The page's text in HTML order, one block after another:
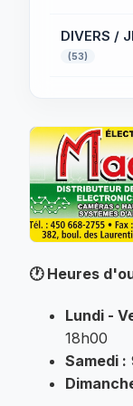
DIVERS /
(53)
FER A
MUSIQUE
Non
🕐Heures
Lundi -
18h00
Samedi :